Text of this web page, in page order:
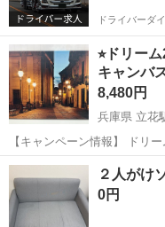
ドライバーダ
⭐︎ドリー
キャンバ
8,480円
兵庫県 立花
【キャンペーン情報】 ドリ
た！』とお伝えいただくと、
（掲載価格の3%OFF）にて
の商品画面をご提示ください
兵庫 尼崎市 立花駅
２人がけ
0円